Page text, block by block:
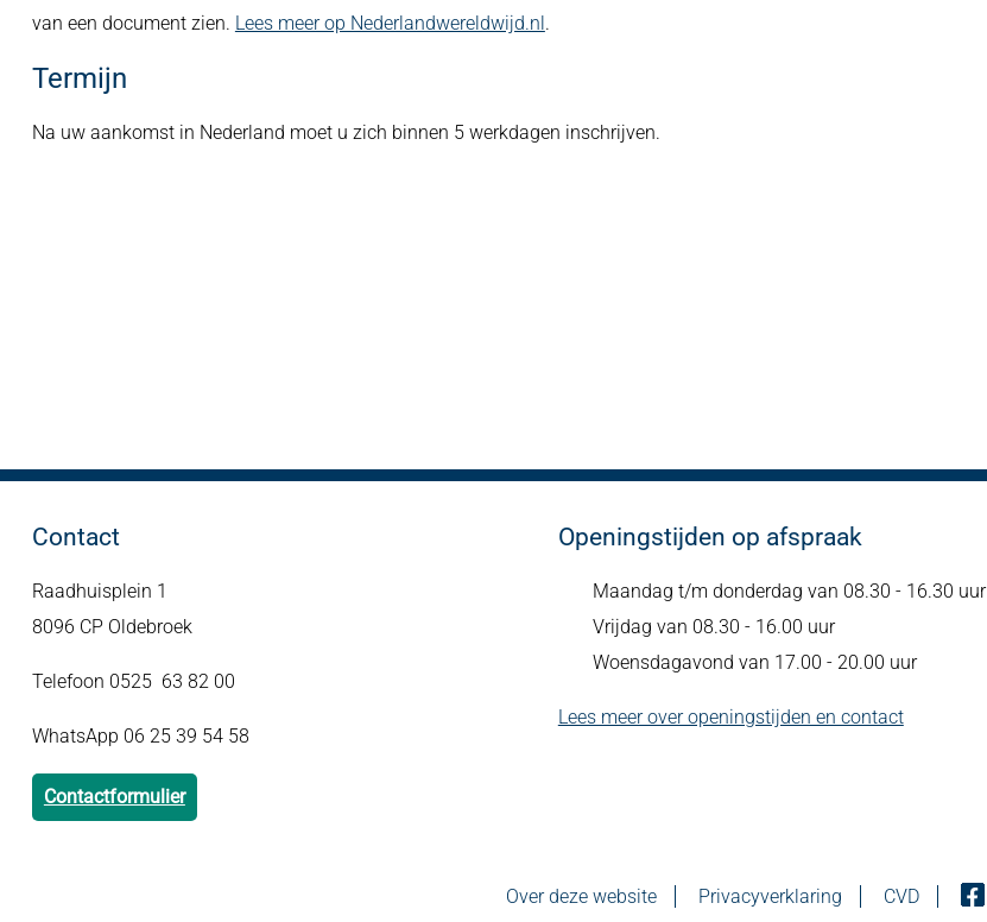
van een document zien. Lees meer op Nederlandwereldwijd.nl.
Termijn
Na uw aankomst in Nederland moet u zich binnen 5 werkdagen inschrijven.
Contact
Raadhuisplein 1
8096 CP Oldebroek
Telefoon 0525 63 82 00
WhatsApp 06 25 39 54 58
Contactformulier
Openingstijden op afspraak
Maandag t/m donderdag van 08.30 - 16.30 uur
Vrijdag van 08.30 - 16.00 uur
Woensdagavond van 17.00 - 20.00 uur
Lees meer over openingstijden en contact
Over deze website Privacyverklaring CVD